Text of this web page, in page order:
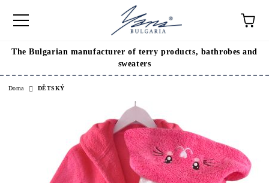
The Bulgarian manufacturer of terry products, bathrobes and
sweaters
Doma DĚTSKÝ